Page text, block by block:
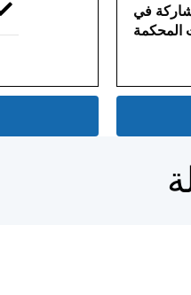
في
المحكمة